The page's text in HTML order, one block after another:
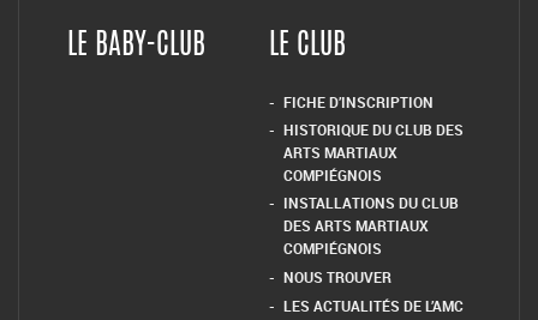
LE BABY-CLUB LE CLUB
FICHE D’INSCRIPTION
HISTORIQUE DU CLUB DES
ARTS MARTIAUX
COMPIÉGNOIS
INSTALLATIONS DU CLUB
DES ARTS MARTIAUX
COMPIÉGNOIS
NOUS TROUVER
LES ACTUALITÉS DE L’AMC